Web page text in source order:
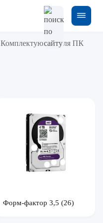
Комплектующие для ПК
Форм-фактор 3,5 (26)